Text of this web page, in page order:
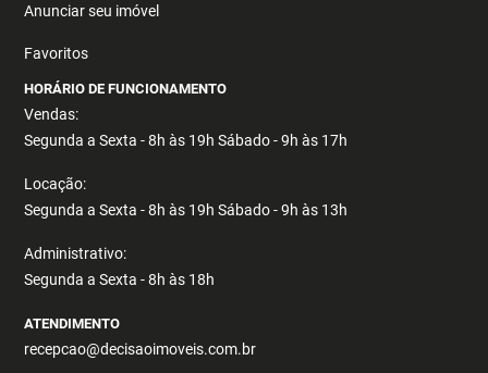
Anunciar seu imóvel
Favoritos
HORÁRIO DE FUNCIONAMENTO
Vendas:
Segunda a Sexta - 8h às 19h Sábado - 9h às 17h
Locação:
Segunda a Sexta - 8h às 19h Sábado - 9h às 13h
Administrativo:
Segunda a Sexta - 8h às 18h
ATENDIMENTO
recepcao@decisaoimoveis.com.br